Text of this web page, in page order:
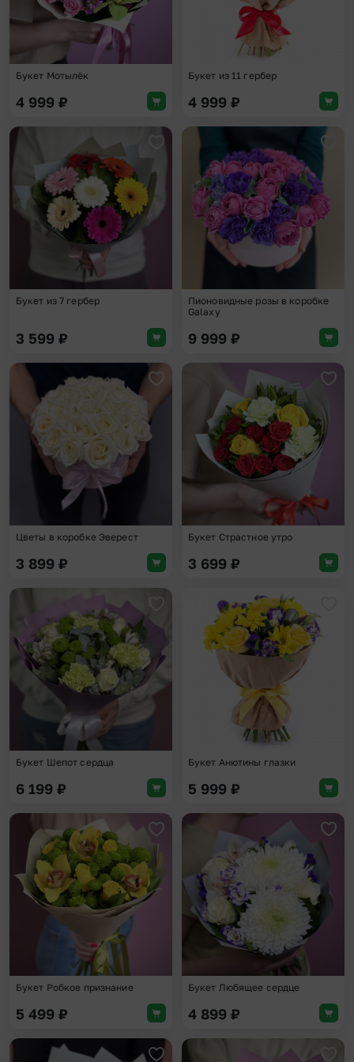
Букет Мотылёк
4 999 ₽
Букет из 11 гербер
4 999 ₽
Добавить в избранное
Букет из 7 гербер
3 599 ₽
Пионовидные розы в коробке
Galaxy
9 999 ₽
Добавить в избранное
Цветы в коробке Эверест
3 899 ₽
Букет Страстное утро
3 699 ₽
Добавить в избранное
Букет Шепот сердца
6 199 ₽
Букет Анютины глазки
5 999 ₽
Добавить в избранное
Букет Робкое признание
5 499 ₽
Букет Любящее сердце
4 899 ₽